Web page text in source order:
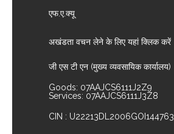
एफ.ए.क्यू
अखंडता वचन लेने के लिए यहां क्लिक करें
जी एस टी एन (मुख्य व्यवसायिक कार्यालय)
Goods: 07AAJCS6111J2Z9
Services: 07AAJCS6111J3Z8
CIN : U22213DL2006GOI144763